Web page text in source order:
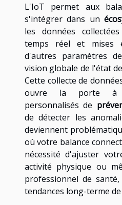
L'IoT permet aux
s'intégrer dans un
les données
temps réel et mises
d'autres paramètres
vision globale de l'état
Cette collecte de
ouvre la porte à
personnalisés de
de détecter les
deviennent
où votre balance
nécessité d'ajuster
activité physique ou
professionnel de
tendances long-terme